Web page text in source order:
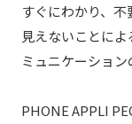
すぐにわかり、
見えないことに
ミュニケーション
PHONE APPLI